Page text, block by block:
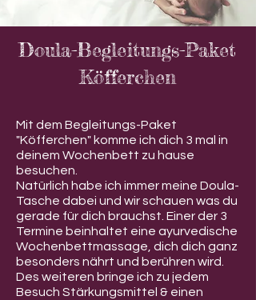
Doula-Begleitungs-Paket
Köfferchen
Mit dem Begleitungs-Paket
"Köfferchen" komme ich dich 3 mal in
deinem Wochenbett zu hause
besuchen.
Natürlich habe ich immer meine Doula-
Tasche dabei und wir schauen was du
gerade für dich brauchst. Einer der 3
Termine beinhaltet eine ayurvedische
Wochenbettmassage, dich dich ganz
besonders nährt und berühren wird.
Des weiteren bringe ich zu jedem
Besuch Stärkungsmittel & einen